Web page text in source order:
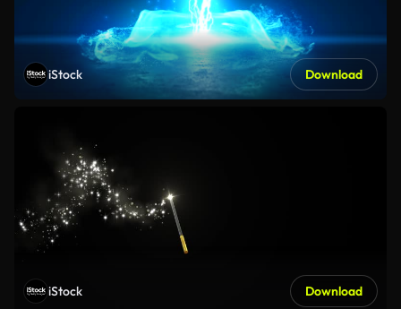
iStock Download
iStock Download